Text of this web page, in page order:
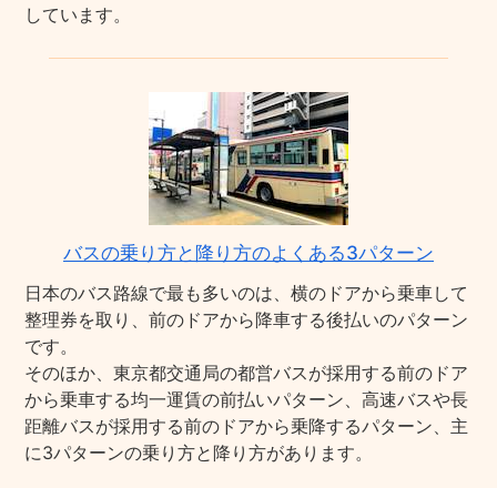
しています。
バスの乗り方と降り方のよくある3パターン
日本のバス路線で最も多いのは、横のドアから乗車して
整理券を取り、前のドアから降車する後払いのパターン
です。
そのほか、東京都交通局の都営バスが採用する前のドア
から乗車する均一運賃の前払いパターン、高速バスや長
距離バスが採用する前のドアから乗降するパターン、主
に3パターンの乗り方と降り方があります。